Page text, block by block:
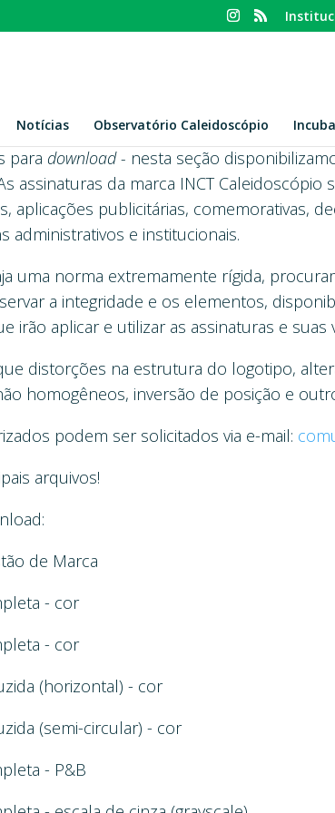
Notícias Observatório Caleidoscópio
para download - nesta seção
assinaturas da marca INCT
aplicações publicitárias, comemorativas,
administrativos e institucionais.
uma norma extremamente rígida,
a integridade e os elementos,
irão aplicar e utilizar as assinaturas e suas
distorções na estrutura do logotipo,
homogêneos, inversão de posição e
podem ser solicitados via e-mail:
arquivos!
de Marca
- cor
- cor
(horizontal) - cor
(semi-circular) - cor
- P&B